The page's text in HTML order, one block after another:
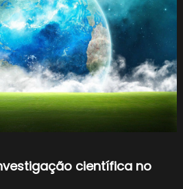
científica no